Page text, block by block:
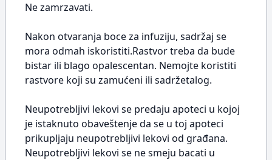
Ne zamrzavati.
Nakon otvaranja boce za infuziju, sadržaj se
mora odmah iskoristiti.Rastvor treba da bude
bistar ili blago opalescentan. Nemojte koristiti
rastvore koji su zamućeni ili sadržetalog.
Neupotrebljivi lekovi se predaju apoteci u kojoj
je istaknuto obaveštenje da se u toj apoteci
prikupljaju neupotrebljivi lekovi od građana.
Neupotrebljivi lekovi se ne smeju bacati u